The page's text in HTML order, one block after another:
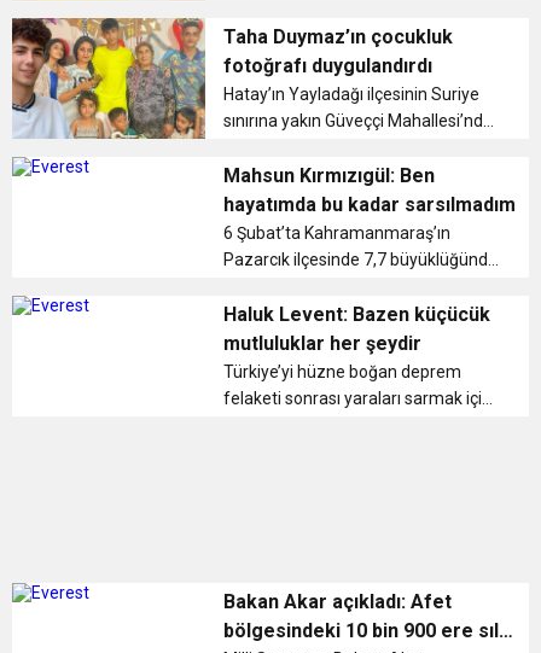
buluşturdu
11:36 Hareketsiz yaşam diyabete neden oluyor
11:32 Dr. Öcük, karın germe estetiği ile ilgili bilgi verdi
10:45 Terör Örgütüne MİT’ten Darbe!
gidiyor. Ülke genelinde saat 08.00’de
başlayacak oy verme işlemi saat
17.00’de sona erecek. Sab...
Taha Duymaz’ın çocukluk
fotoğrafı duygulandırdı
Hatay’ın Yayladağı ilçesinin Suriye
sınırına yakın Güveççi Mahallesi’nde
mutfaklarında yaptığı yöresel
lezzetleri ve farklı tarifleri, sosyal
medyada ta...
Mahsun Kırmızıgül: Ben
hayatımda bu kadar sarsılmadım
6 Şubat’ta Kahramanmaraş’ın
Pazarcık ilçesinde 7,7 büyüklüğünde
süren deprem; Trabzon, Adana,
Gaziantep, Malatya, Kilis, Adıyaman,
Diyarbakır, Şanlıurfa, Osmaniye,
Sams...
Haluk Levent: Bazen küçücük
mutluluklar her şeydir
Türkiye’yi hüzne boğan deprem
felaketi sonrası yaraları sarmak için
Bakan Akar açıkladı: Afet
bölgesindeki 10 bin 900 ere sıla